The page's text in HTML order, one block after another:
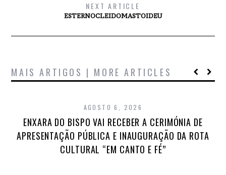
NEXT ARTICLE
ESTERNOCLEIDOMASTOIDEU
MAIS ARTIGOS | MORE ARTICLES
AGOSTO 6, 2026
ENXARA DO BISPO VAI RECEBER A CERIMÓNIA DE
APRESENTAÇÃO PÚBLICA E INAUGURAÇÃO DA ROTA
CULTURAL “EM CANTO E FÉ”